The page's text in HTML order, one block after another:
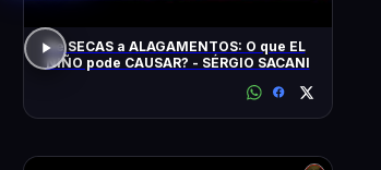
De SECAS a ALAGAMENTOS: O que EL
NIÑO pode CAUSAR? - SÉRGIO SACANI